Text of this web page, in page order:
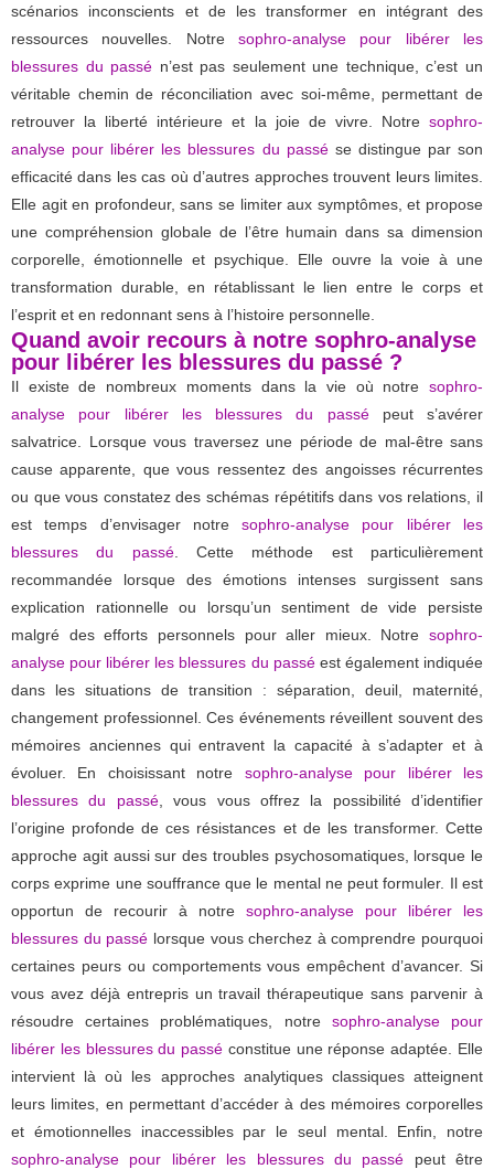
scénarios inconscients et de les transformer en intégrant des
ressources nouvelles. Notre sophro-analyse pour libérer les
blessures du passé n’est pas seulement une technique, c’est un
véritable chemin de réconciliation avec soi-même, permettant de
retrouver la liberté intérieure et la joie de vivre. Notre sophro-
analyse pour libérer les blessures du passése distingue par son
efficacité dans les cas où d’autres approches trouvent leurs limites.
Elle agit en profondeur, sans se limiter aux symptômes, et propose
une compréhension globale de l’être humain dans sa dimension
corporelle, émotionnelle et psychique. Elle ouvre la voie à une
transformation durable, en rétablissant le lien entre le corps et
l’esprit et en redonnant sens à l’histoire personnelle.
Quand avoir recours à notre sophro-analyse
pour libérer les blessures du passé ?
Il existe de nombreux moments dans la vie où notre sophro-
analyse pour libérer les blessures du passépeut s’avérer
salvatrice. Lorsque vous traversez une période de mal-être sans
cause apparente, que vous ressentez des angoisses récurrentes
ou que vous constatez des schémas répétitifs dans vos relations, il
est temps d’envisager notresophro-analyse pour libérer les
blessures du passé. Cette méthode est particulièrement
recommandée lorsque des émotions intenses surgissent sans
explication rationnelle ou lorsqu’un sentiment de vide persiste
malgré des efforts personnels pour aller mieux. Notre sophro-
analyse pour libérer les blessures du passéest également indiquée
dans les situations de transition : séparation, deuil, maternité,
changement professionnel. Ces événements réveillent souvent des
mémoires anciennes qui entravent la capacité à s’adapter et à
évoluer. En choisissant notre sophro-analyse pour libérer les
blessures du passé, vous vous offrez la possibilité d’identifier
l’origine profonde de ces résistances et de les transformer. Cette
approche agit aussi sur des troubles psychosomatiques, lorsque le
corps exprime une souffrance que le mental ne peut formuler. Il est
opportun de recourir à notre sophro-analyse pour libérer les
blessures du passé lorsque vous cherchez à comprendre pourquoi
certaines peurs ou comportements vous empêchent d’avancer. Si
vous avez déjà entrepris un travail thérapeutique sans parvenir à
résoudre certaines problématiques, notre sophro-analyse pour
libérer les blessures du passé constitue une réponse adaptée. Elle
intervient là où les approches analytiques classiques atteignent
leurs limites, en permettant d’accéder à des mémoires corporelles
et émotionnelles inaccessibles par le seul mental. Enfin, notre
sophro-analyse pour libérer les blessures du passé peut être